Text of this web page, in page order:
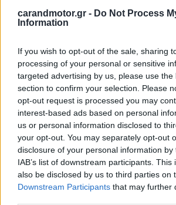
carandmotor.gr - Do Not Process
Information
If you wish to opt-out of the sale, sharing
processing of your personal or sensitive
targeted advertising by us, please use the
section to confirm your selection. Please
opt-out request is processed you may
interest-based ads based on personal
us or personal information disclosed to
your opt-out. You may separately opt-out
disclosure of your personal information
IAB’s list of downstream participants.
also be disclosed by us to third parties on
Downstream Participants that may further
βρίσκονται σε περιοχή διατήρησης
τουRüsselsheim
διοικητικού δικαστηρίου στο